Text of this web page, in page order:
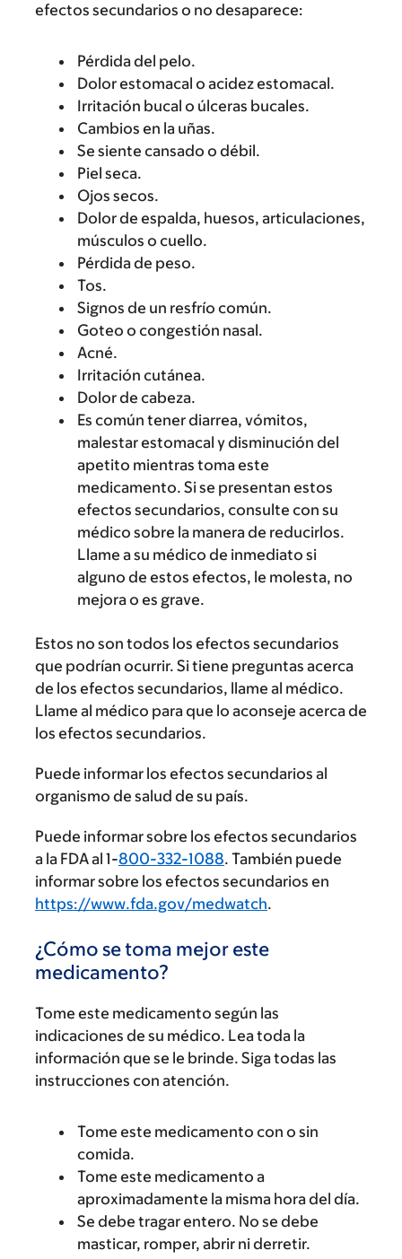
efectos secundarios o no desaparece:
Pérdida del pelo.
Dolor estomacal o acidez estomacal.
Irritación bucal o úlceras bucales.
Cambios en la uñas.
Se siente cansado o débil.
Piel seca.
Ojos secos.
Dolor de espalda, huesos, articulaciones,
músculos o cuello.
Pérdida de peso.
Tos.
Signos de un resfrío común.
Goteo o congestión nasal.
Acné.
Irritación cutánea.
Dolor de cabeza.
Es común tener diarrea, vómitos,
malestar estomacal y disminución del
apetito mientras toma este
medicamento. Si se presentan estos
efectos secundarios, consulte con su
médico sobre la manera de reducirlos.
Llame a su médico de inmediato si
alguno de estos efectos, le molesta, no
mejora o es grave.
Estos no son todos los efectos secundarios
que podrían ocurrir. Si tiene preguntas acerca
de los efectos secundarios, llame al médico.
Llame al médico para que lo aconseje acerca de
los efectos secundarios.
Puede informar los efectos secundarios al
organismo de salud de su país.
Puede informar sobre los efectos secundarios
a la FDA al 1-800-332-1088. También puede
informar sobre los efectos secundarios en
https://www.fda.gov/medwatch.
¿Cómo se toma mejor este
medicamento?
Tome este medicamento según las
indicaciones de su médico. Lea toda la
información que se le brinde. Siga todas las
instrucciones con atención.
Tome este medicamento con o sin
comida.
Tome este medicamento a
aproximadamente la misma hora del día.
Se debe tragar entero. No se debe
masticar, romper, abrir ni derretir.